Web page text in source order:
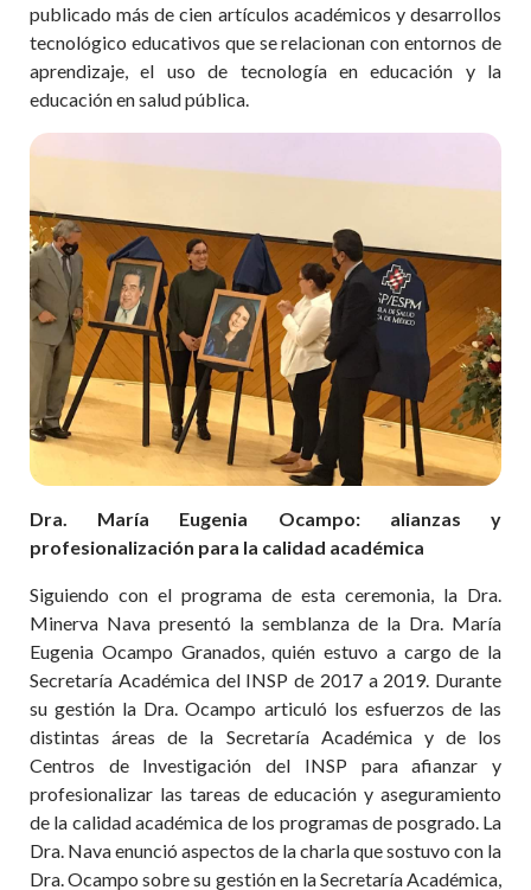
publicado más de cien artículos académicos y desarrollos
tecnológico educativos que se relacionan con entornos de
aprendizaje, el uso de tecnología en educación y la
educación en salud pública.
Dra. María Eugenia Ocampo: alianzas y
profesionalización para la calidad académica
Siguiendo con el programa de esta ceremonia, la Dra.
Minerva Nava presentó la semblanza de la Dra. María
Eugenia Ocampo Granados, quién estuvo a cargo de la
Secretaría Académica del INSP de 2017 a 2019. Durante
su gestión la Dra. Ocampo articuló los esfuerzos de las
distintas áreas de la Secretaría Académica y de los
Centros de Investigación del INSP para afianzar y
profesionalizar las tareas de educación y aseguramiento
de la calidad académica de los programas de posgrado. La
Dra. Nava enunció aspectos de la charla que sostuvo con la
Dra. Ocampo sobre su gestión en la Secretaría Académica,